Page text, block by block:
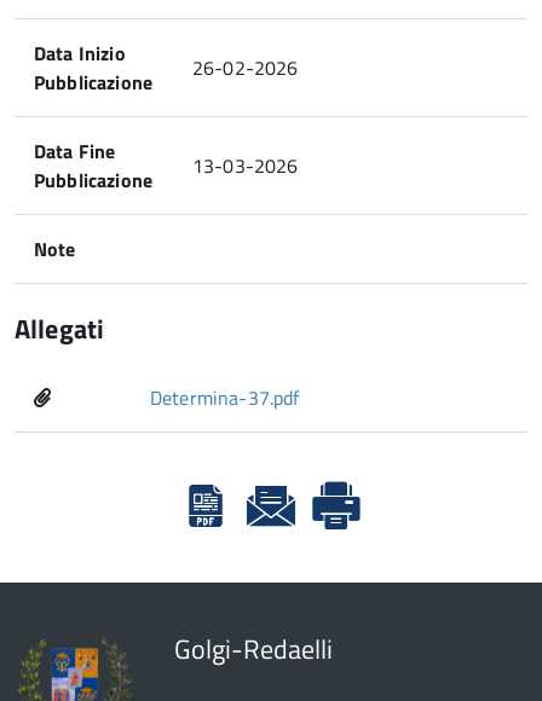
Data Inizio
Pubblicazione
26-02-2026
Data Fine
Pubblicazione
13-03-2026
Note
Allegati
Determina-37.pdf
Golgi-Redaelli